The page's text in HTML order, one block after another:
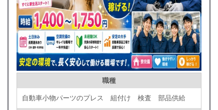
職種
自動車小物パーツのプレス 組付け 検査 部品供給